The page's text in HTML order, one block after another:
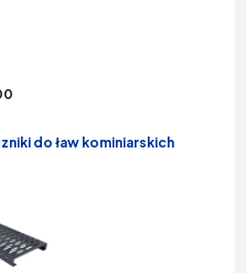
do ław kominiarskich